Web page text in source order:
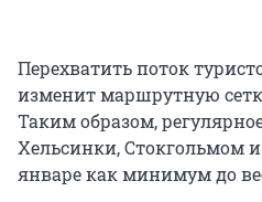
Перехватить поток
изменит маршрутную
Таким образом,
Хельсинки, Стокгольмом
январе как минимум до